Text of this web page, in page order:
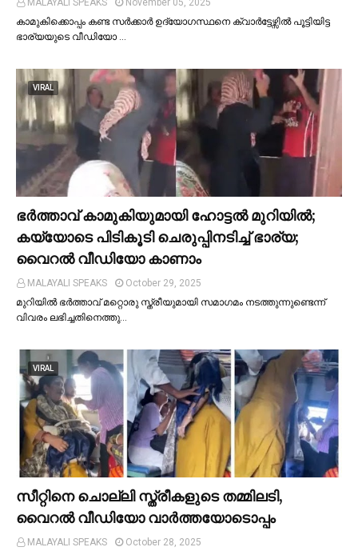
MALAYALI SPEAKS
November 05, 2025
കാമുകിക്കൊപ്പം കണ്ട സർക്കാർ ഉദ്യോഗസ്ഥനെ ക്വാർട്ടേഴ്സില്‍ പൂട്ടിയിട്ട
ഭാര്യയുടെ വീഡിയോ …
VIRAL
ഭര്‍ത്താവ് കാമുകിയുമായി ഹോട്ടല്‍ മുറിയില്‍;
കയ്യോടെ പിടികൂടി ചെരുപ്പിനടിച്ച്‌ ഭാര്യ;
വൈറൽ വീഡിയോ കാണാം
MALAYALI SPEAKS
October 29, 2025
മുറിയില്‍ ഭർത്താവ് മറ്റൊരു സ്ത്രീയുമായി സമാഗമം നടത്തുന്നുണ്ടെന്ന്
വിവരം ലഭിച്ചതിനെത്തു…
VIRAL
സീറ്റിനെ ചൊല്ലി സ്ത്രീകളുടെ തമ്മിലടി,
വൈറല്‍ വീഡിയോ വാർത്തയോടൊപ്പം
MALAYALI SPEAKS
October 28, 2025